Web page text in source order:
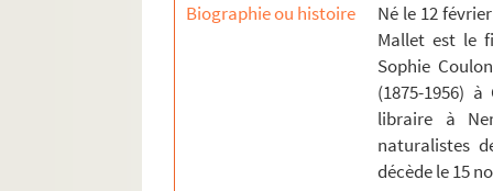
Biographie ou histoire
Né le 12
Mallet est le
Sophie
(1875-1956)
libraire à
naturalistes
décède le 15